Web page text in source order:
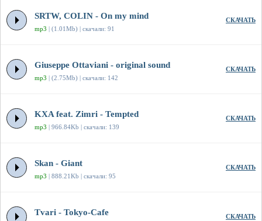
SRTW, COLIN - On my mind
mp3 | (1.01Mb) | скачали: 91
СКАЧАТЬ
Giuseppe Ottaviani - original sound
mp3 | (2.75Mb) | скачали: 142
СКАЧАТЬ
KXA feat. Zimri - Tempted
mp3 | 966.84Kb | скачали: 139
СКАЧАТЬ
Skan - Giant
mp3 | 888.21Kb | скачали: 95
СКАЧАТЬ
Tvari - Tokyo-Cafe СКАЧАТЬ